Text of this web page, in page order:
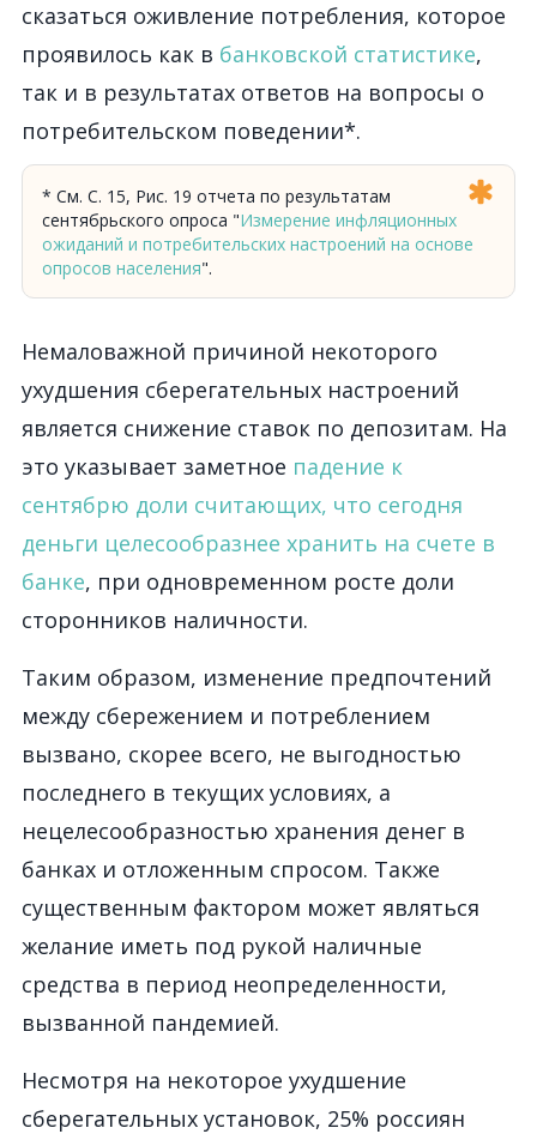
сказаться оживление потребления, которое
проявилось как в банковской статистике,
так и в результатах ответов на вопросы о
потребительском поведении*.
* См. С. 15, Рис. 19 отчета по результатам
сентябрьского опроса "Измерение инфляционных
ожиданий и потребительских настроений на основе
опросов населения".
Немаловажной причиной некоторого
ухудшения сберегательных настроений
является снижение ставок по депозитам. На
это указывает заметное падение к
сентябрю доли считающих, что сегодня
деньги целесообразнее хранить на счете в
банке, при одновременном росте доли
сторонников наличности.
Таким образом, изменение предпочтений
между сбережением и потреблением
вызвано, скорее всего, не выгодностью
последнего в текущих условиях, а
нецелесообразностью хранения денег в
банках и отложенным спросом. Также
существенным фактором может являться
желание иметь под рукой наличные
средства в период неопределенности,
вызванной пандемией.
Несмотря на некоторое ухудшение
сберегательных установок, 25% россиян